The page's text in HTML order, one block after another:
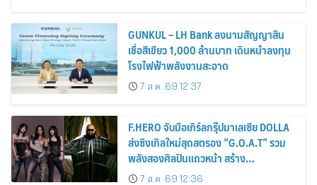
GUNKUL – LH Bank ลงนามสัญญาสิน
เชื่อสีเขียว 1,000 ล้านบาท เดินหน้าลงทุน
โรงไฟฟ้าพลังงานสะอาด
7 ส.ค. 69 12:37
F.HERO จับมือเกิร์ลกรุ๊ปมาเลเซีย DOLLA
ส่งซิงเกิลใหม่สุดสตรอง “G.O.A.T” รวม
พลังสองศิลปินแถวหน้า สร้าง
ปรากฏการณ์ใหม่แห่งวงการเพลงอาเซียน
7 ส.ค. 69 12:36